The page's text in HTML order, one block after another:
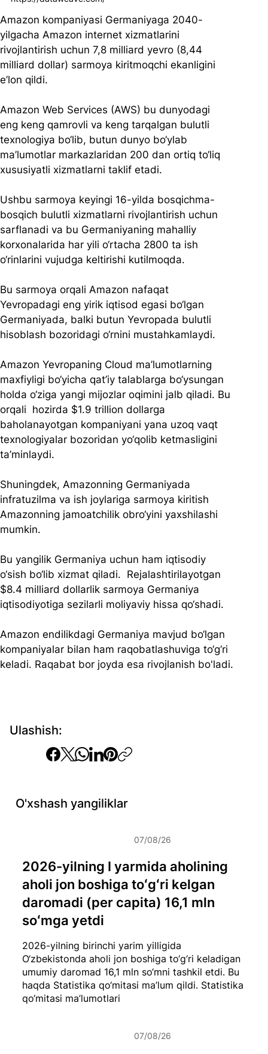
Ulashish:
Amazon kompaniyasi Germaniyaga 2040-
yilgacha Amazon internet xizmatlarini
rivojlantirish uchun 7,8 milliard yevro (8,44
milliard dollar) sarmoya kiritmoqchi ekanligini
e’lon qildi.
Amazon Web Services (AWS) bu dunyodagi
eng keng qamrovli va keng tarqalgan bulutli
texnologiya bo‘lib, butun dunyo bo‘ylab
ma’lumotlar markazlaridan 200 dan ortiq to‘liq
xususiyatli xizmatlarni taklif etadi.
Ushbu sarmoya keyingi 16-yilda bosqichma-
bosqich bulutli xizmatlarni rivojlantirish uchun
sarflanadi va bu Germaniyaning mahalliy
korxonalarida har yili o‘rtacha 2800 ta ish
o‘rinlarini vujudga keltirishi kutilmoqda.
Bu sarmoya orqali Amazon nafaqat
Yevropadagi eng yirik iqtisod egasi bo‘lgan
Germaniyada, balki butun Yevropada bulutli
hisoblash bozoridagi o‘rnini mustahkamlaydi.
Amazon Yevropaning Cloud ma’lumotlarning
maxfiyligi bo‘yicha qat’iy talablarga bo‘ysungan
holda o‘ziga yangi mijozlar oqimini jalb qiladi. Bu
orqali  hozirda $1.9 trillion dollarga
baholanayotgan kompaniyani yana uzoq vaqt
texnologiyalar bozoridan yo‘qolib ketmasligini
ta’minlaydi.
Shuningdek, Amazonning Germaniyada
infratuzilma va ish joylariga sarmoya kiritish
Amazonning jamoatchilik obro‘yini yaxshilashi
mumkin.
Bu yangilik Germaniya uchun ham iqtisodiy
o‘sish bo‘lib xizmat qiladi.  Rejalashtirilayotgan
$8.4 milliard dollarlik sarmoya Germaniya
iqtisodiyotiga sezilarli moliyaviy hissa qo‘shadi.
Amazon endilikdagi Germaniya mavjud bo‘lgan
kompaniyalar bilan ham raqobatlashuviga to‘g‘ri
keladi. Raqabat bor joyda esa rivojlanish bo'ladi.
O'xshash yangiliklar
2026-yilning birinchi yarim yilligida
O‘zbekistonda aholi jon boshiga to‘g‘ri keladigan
umumiy daromad 16,1 mln so‘mni tashkil etdi. Bu
haqda Statistika qo‘mitasi ma’lum qildi. Statistika
qo‘mitasi ma’lumotlari
2026-yilning I yarmida aholining
aholi jon boshiga toʻgʻri kelgan
daromadi (per capita) 16,1 mln
soʻmga yetdi
07/08/26
07/08/26